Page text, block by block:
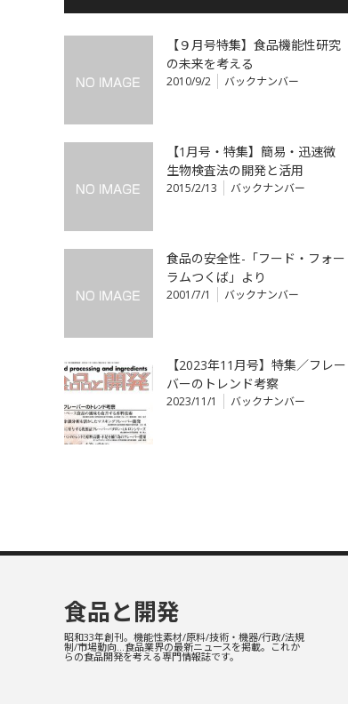
【９月号特集】食品機能性研究
の未来を考える
2010/9/2 バックナンバー
【1月号・特集】簡易・迅速微
生物検査法の開発と活用
2015/2/13 バックナンバー
食品の安全性-「フード・フォー
ラムつくば」より
2001/7/1 バックナンバー
【2023年11月号】特集／フレー
バーのトレンド考察
2023/11/1 バックナンバー
食品と開発
昭和33年創刊。機能性素材/原料/技術・機器/行政/法規
制/市場動向…食品業界の最新ニュースを掲載。これか
らの食品開発を考える専門情報誌です。